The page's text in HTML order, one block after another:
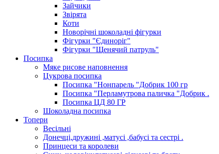
Зайчики
Звірята
Коти
Новорічні шоколадні фігурки
Фігурки "Єдиноріг"
Фігурки "Щенячий патруль"
Посипка
Мяке рисове наповнення
Цукрова посипка
Посипка "Нонпарель "Добрик 100 гр
Посипка "Перламутрова паличка "Добрик .
Посипка ЦД 80 ГР
Шоколадна посипка
Топери
Весільні
Донечці,дружині ,матусі ,бабусі та сестрі .
Принцеси та королеви